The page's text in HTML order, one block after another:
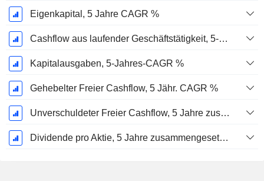
Eigenkapital, 5 Jahre CAGR %
Cashflow aus laufender Geschäftstätigkeit, 5-Jahres-CAGR %
Kapitalausgaben, 5-Jahres-CAGR %
Gehebelter Freier Cashflow, 5 Jähr. CAGR %
Unverschuldeter Freier Cashflow, 5 Jahre zusammengesetzte jährliche Wachstumsrate %
Dividende pro Aktie, 5 Jahre zusammengesetzte jährliche Wachstumsrate %